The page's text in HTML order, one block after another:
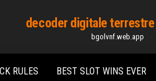
decoder digitale
bgolvnf.web.app
RULES BEST SLOT WINS EVER